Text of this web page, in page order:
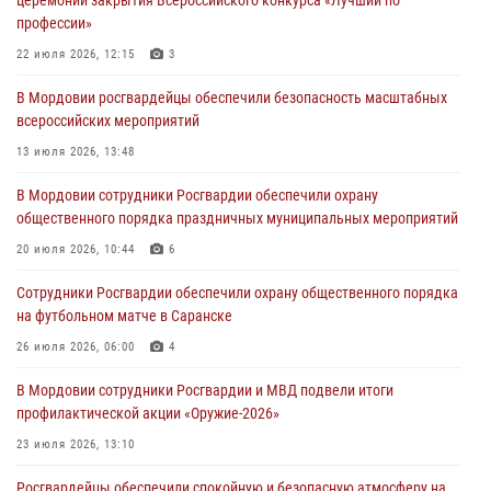
разрешительной работы передал очередную партию вооружения в
зону СВО
04 августа 2026, 11:13
Сотрудники Росгвардии Мордовии стали призерами
республиканских соревнований по служебному шестиборью
04 августа 2026, 08:27
В Саранске росгвардейцы пресекли нарушение правопорядка:
«отдых» на лавочке закончился в отделе полиции
04 августа 2026, 07:06
В Саранске сотрудники Росгвардии задержали гражданина за
нанесение побоев
03 августа 2026, 08:58
профессии»
22 июля 2026, 12:15 3
В Мордовии росгвардейцы обеспечили безопасность масштабных
всероссийских мероприятий
13 июля 2026, 13:48
В Мордовии сотрудники Росгвардии обеспечили охрану
общественного порядка праздничных муниципальных мероприятий
20 июля 2026, 10:44 6
Сотрудники Росгвардии обеспечили охрану общественного порядка
на футбольном матче в Саранске
26 июля 2026, 06:00 4
В Мордовии сотрудники Росгвардии и МВД подвели итоги
профилактической акции «Оружие‑2026»
23 июля 2026, 13:10
Росгвардейцы обеспечили спокойную и безопасную атмосферу на